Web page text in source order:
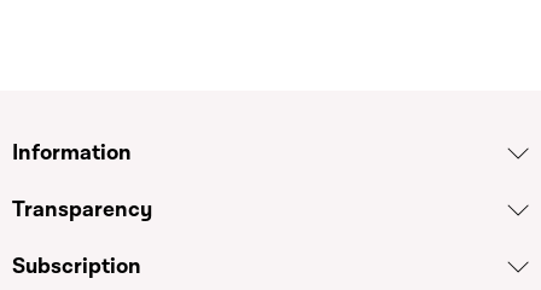
Information
Transparency
Subscription